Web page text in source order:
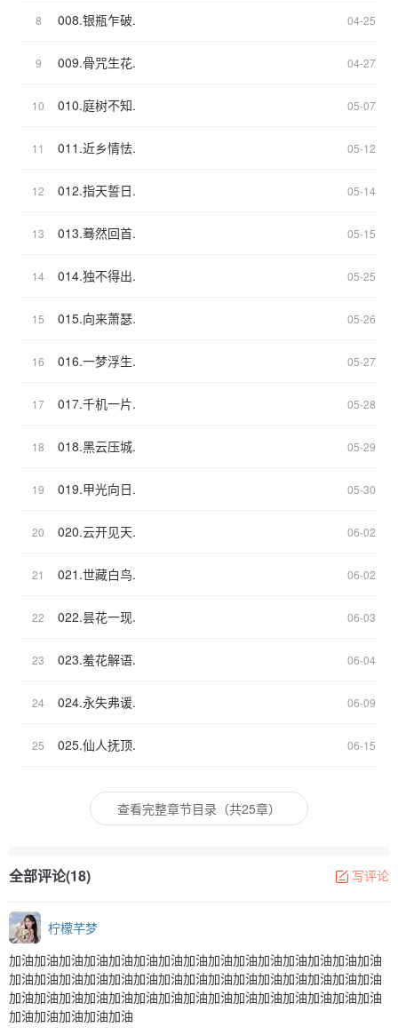
8 008.银瓶乍破. 04-25
9 009.骨咒生花. 04-27
10 010.庭树不知. 05-07
11 011.近乡情怯. 05-12
12 012.指天誓日. 05-14
13 013.蓦然回首. 05-15
14 014.独不得出. 05-25
15 015.向来萧瑟. 05-26
16 016.一梦浮生. 05-27
17 017.千机一片. 05-28
18 018.黑云压城. 05-29
19 019.甲光向日. 05-30
20 020.云开见天. 06-02
21 021.世藏白鸟. 06-02
22 022.昙花一现. 06-03
23 023.羞花解语. 06-04
24 024.永失弗谖. 06-09
25 025.仙人抚顶. 06-15
查看完整章节目录（共25章）
全部评论(18) 写评论
柠檬芊梦
加油加油加油加油加油加油加油加油加油加油加油加油加油加油加油
加油加油加油加油加油加油加油加油加油加油加油加油加油加油加油
加油加油加油加油加油加油加油加油加油加油加油加油加油加油加油
加油加油加油加油加油